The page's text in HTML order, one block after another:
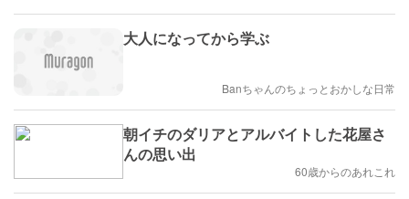
大人になってから学ぶ
Banちゃんのちょっとおかしな日常
朝イチのダリアとアルバイトした花屋さ
んの思い出
60歳からのあれこれ